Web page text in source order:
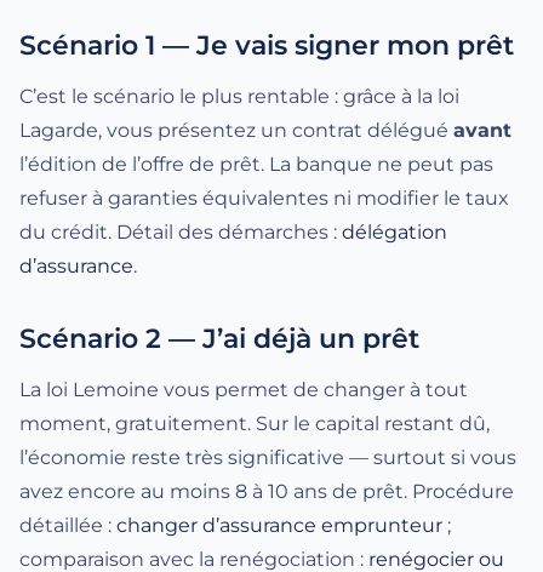
Scénario 1 — Je vais signer mon prêt
C’est le scénario le plus rentable : grâce à la loi
Lagarde, vous présentez un contrat délégué avant
l’édition de l’offre de prêt. La banque ne peut pas
refuser à garanties équivalentes ni modifier le taux
du crédit. Détail des démarches : délégation
d’assurance.
Scénario 2 — J’ai déjà un prêt
La loi Lemoine vous permet de changer à tout
moment, gratuitement. Sur le capital restant dû,
l’économie reste très significative — surtout si vous
avez encore au moins 8 à 10 ans de prêt. Procédure
détaillée : changer d’assurance emprunteur ;
comparaison avec la renégociation : renégocier ou